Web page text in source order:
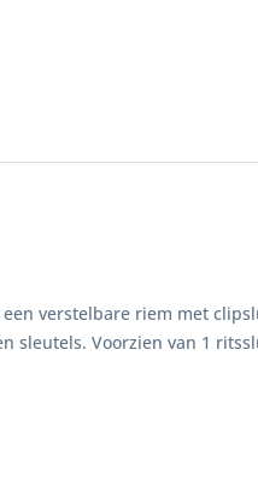
verstelbare riem met
sleutels. Voorzien van 1